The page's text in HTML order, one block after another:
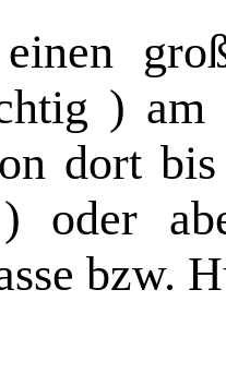
) am
dort
oder
bzw.